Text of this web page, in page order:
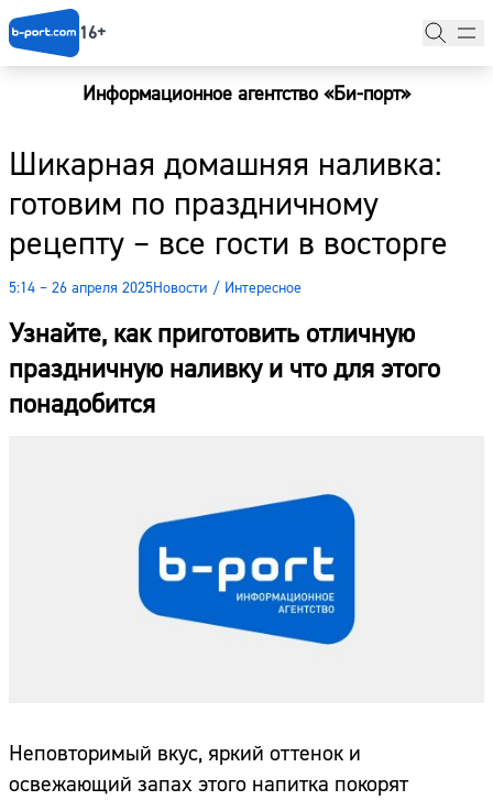
16+
Информационное агентство «Би-порт»
Шикарная домашняя наливка:
готовим по праздничному
рецепту – все гости в восторге
5:14 – 26 апреля 2025Новости / Интересное
Узнайте, как приготовить отличную
праздничную наливку и что для этого
понадобится
Неповторимый вкус, яркий оттенок и
освежающий запах этого напитка покорят
Новости
Наши гости
Фоторепортажи
Погода
Курсы валют